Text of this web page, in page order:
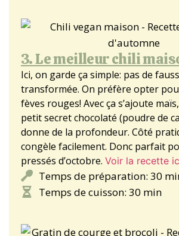
3. Le meilleur chili
Ici, on garde ça simple: pas de
transformée. On préfère opter
fèves rouges! Avec ça s’ajoute
petit secret chocolaté (poudre de
donne de la profondeur. Côté
congèle facilement. Donc parfait
pressés d’octobre. Voir la recette
Temps de préparation: 30
Temps de cuisson: 30 min